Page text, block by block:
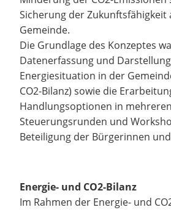
Sicherung der Zukunftsfähigkeit
Gemeinde.
Die Grundlage des Konzeptes
Datenerfassung und
Energiesituation in der
CO2-Bilanz) sowie die
Handlungsoptionen in mehreren
Steuerungsrunden und
Beteiligung der Bürgerinnen
Energie- und CO2-Bilanz
Im Rahmen der Energie- und